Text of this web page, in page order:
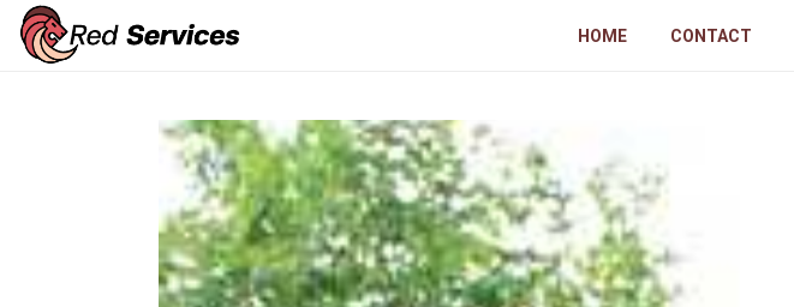
HOME CONTACT